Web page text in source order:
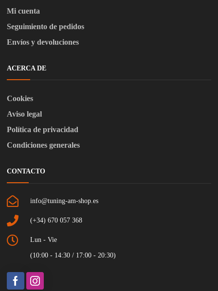
Mi cuenta
Seguimiento de pedidos
Envíos y devoluciones
ACERCA DE
Cookies
Aviso legal
Política de privacidad
Condiciones generales
CONTACTO
info@tuning-am-shop.es
(+34) 670 057 368
Lun - Vie
(10:00 - 14:30 / 17:00 - 20:30)